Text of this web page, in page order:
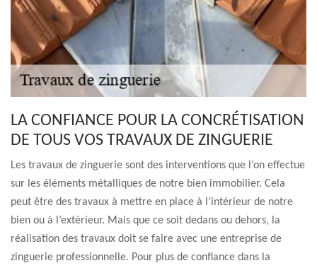
LA CONFIANCE POUR LA CONCRÉTISATION
DE TOUS VOS TRAVAUX DE ZINGUERIE
Les travaux de zinguerie sont des interventions que l’on effectue
sur les éléments métalliques de notre bien immobilier. Cela
peut être des travaux à mettre en place à l’intérieur de notre
bien ou à l’extérieur. Mais que ce soit dedans ou dehors, la
réalisation des travaux doit se faire avec une entreprise de
zinguerie professionnelle. Pour plus de confiance dans la